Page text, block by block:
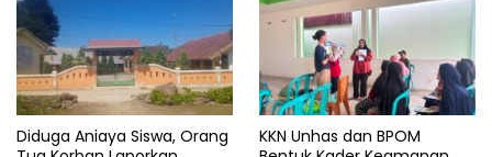
Diduga Aniaya Siswa, Orang
KKN Unhas dan BPOM